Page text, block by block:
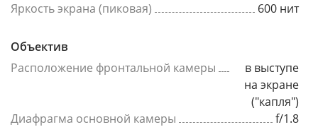
Яркость экрана (пиковая)
600 нит
Объектив
Расположение фронтальной камеры
в выступе
на экране
("капля")
Диафрагма основной камеры
f/1.8